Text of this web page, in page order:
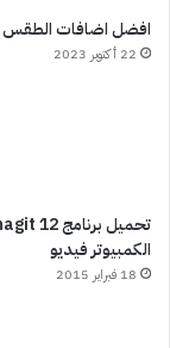
افضل اضافات الطقس
22 أكتوبر 2023
الكمبيوتر فيديو
18 فبراير 2015